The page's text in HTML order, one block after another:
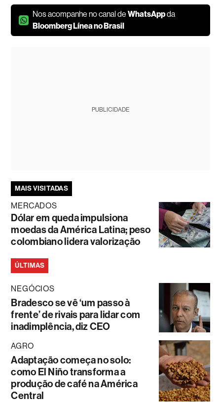
Nos acompanhe no canal deWhatsAppda
Bloomberg Línea no Brasil
PUBLICIDADE
MAIS VISITADAS
MERCADOS
Dólar em queda impulsiona
moedas da América Latina; peso
colombiano lidera valorização
ÚLTIMAS
NEGÓCIOS
Bradesco se vê ‘um passo à
frente’ de rivais para lidar com
inadimplência, diz CEO
AGRO
Adaptação começa no solo:
como El Niño transforma a
produção de café na América
Central